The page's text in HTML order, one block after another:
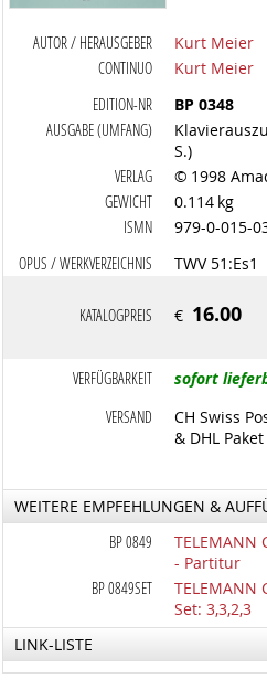
AUTOR / HERAUSGEBER
Kurt Meier
CONTINUO
Kurt Meier
EDITION-NR
BP 0348
AUSGABE (UMFANG)
S.)
VERLAG
© 1998
GEWICHT
0.114 kg
ISMN
979-0-015-
OPUS / WERKVERZEICHNIS
TWV 51:Es1
KATALOGPREIS € 16.00
VERFÜGBARKEIT
sofort
VERSAND
CH Swiss
& DHL
WEITERE EMPFEHLUNGEN &
BP 0849
TELEMANN
- Partitur
BP 0849SET
Set: 3,3,2,3
LINK-LISTE